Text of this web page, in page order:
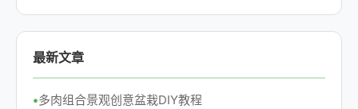
最新文章
多肉组合景观创意盆栽DIY教程